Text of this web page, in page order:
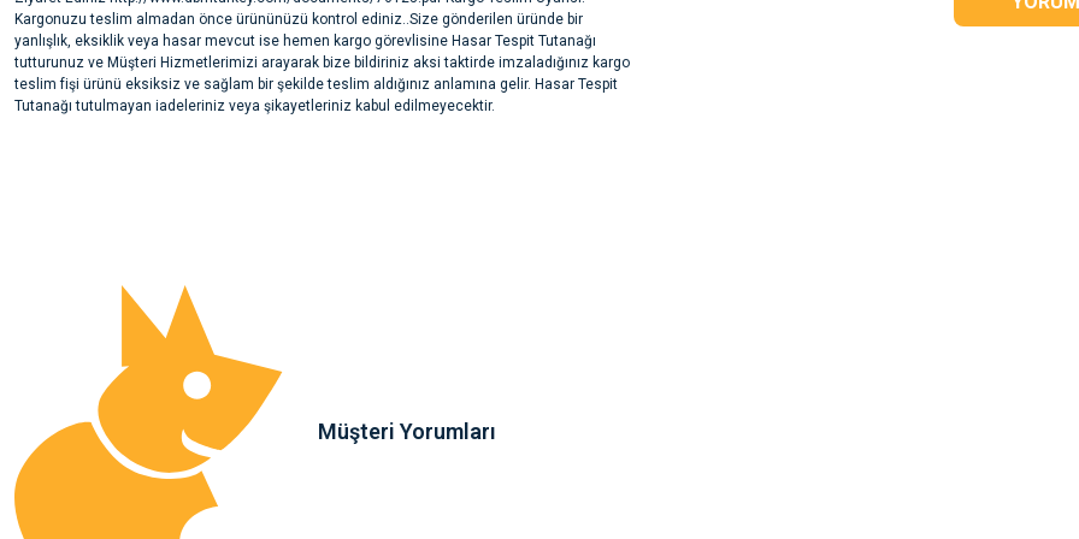
Kargonuzu teslim almadan önce ürününüzü kontrol ediniz..Size gönderilen üründe bir
yanlışlık, eksiklik veya hasar mevcut ise hemen kargo görevlisine Hasar Tespit Tutanağı
tutturunuz ve Müşteri Hizmetlerimizi arayarak bize bildiriniz aksi taktirde imzaladığınız kargo
teslim fişi ürünü eksiksiz ve sağlam bir şekilde teslim aldığınız anlamına gelir. Hasar Tespit
Tutanağı tutulmayan iadeleriniz veya şikayetleriniz kabul edilmeyecektir.
Ürün bilgilerinde hatalar bulunuyor.
Ürün fiyatı diğer sitelerden daha pahalı.
Bu ürüne benzer farklı alternatifler olmalı.
Müşteri Yorumları